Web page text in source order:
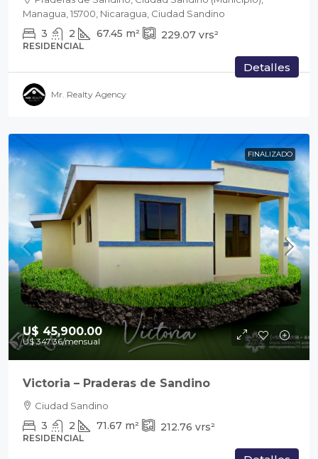
Managua, 15700, Nicaragua, Ciudad Sandino
3 2 67.45 m² 229.07 vrs²
RESIDENCIAL
Detalles
Mr. Realty Agency
FINALIZADO
U$ 45,900.00
U$ 347.36/mensual
Victoria – Praderas de Sandino
Ciudad Sandino
3 2 71.67 m² 212.76 vrs²
RESIDENCIAL